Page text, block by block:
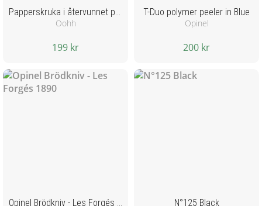
Papperskruka i återvunnet papper -Vit
Oohh
199 kr
T-Duo polymer peeler in Blue
Opinel
200 kr
Opinel Brödkniv - Les Forgés 1890
N°125 Black